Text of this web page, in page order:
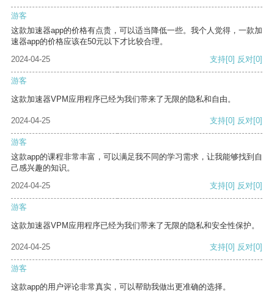
游客
这款加速器app的价格有点贵，可以适当降低一些。我个人觉得，一款加
速器app的价格应该在50元以下才比较合理。
2024-04-25
支持[0] 反对[0]
游客
这款加速器VPM应用程序已经为我们带来了无限的隐私和自由。
2024-04-25 支持[0] 反对[0]
游客
这款app的课程非常丰富，可以满足我不同的学习需求，让我能够找到自
己感兴趣的知识。
2024-04-25
支持[0] 反对[0]
游客
这款加速器VPM应用程序已经为我们带来了无限的隐私和安全性保护。
2024-04-25 支持[0] 反对[0]
游客
这款app的用户评论非常真实，可以帮助我做出更准确的选择。